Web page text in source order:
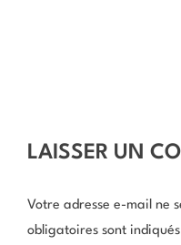
LAISSER UN
Votre adresse e-mail ne
obligatoires sont